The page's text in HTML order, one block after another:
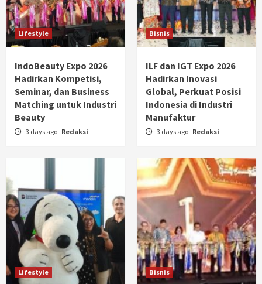
Lifestyle
IndoBeauty Expo 2026
Hadirkan Kompetisi,
Seminar, dan Business
Matching untuk Industri
Beauty
3 days ago Redaksi
Bisnis
ILF dan IGT Expo 2026
Hadirkan Inovasi
Global, Perkuat Posisi
Indonesia di Industri
Manufaktur
3 days ago Redaksi
Lifestyle Bisnis